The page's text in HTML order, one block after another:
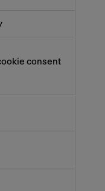
consent